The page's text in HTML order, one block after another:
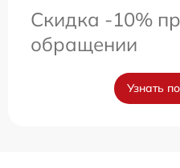
Скидка -10%
обращении
Узнать